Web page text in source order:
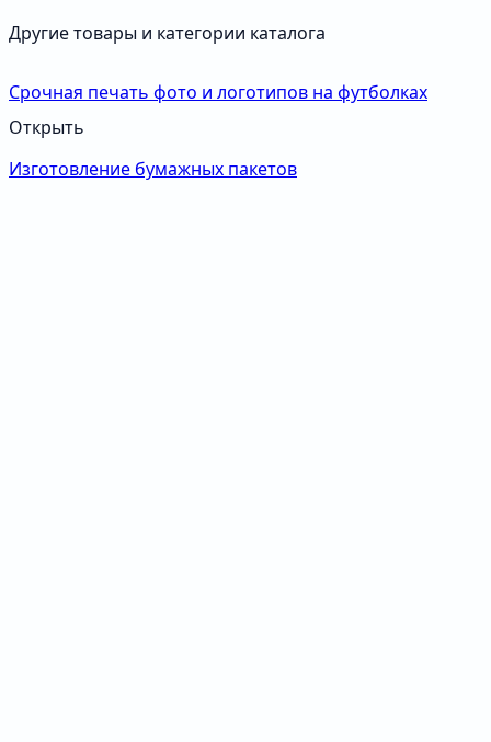
Другие товары и категории каталога
Срочная печать фото и логотипов на футболках
Открыть
Изготовление бумажных пакетов